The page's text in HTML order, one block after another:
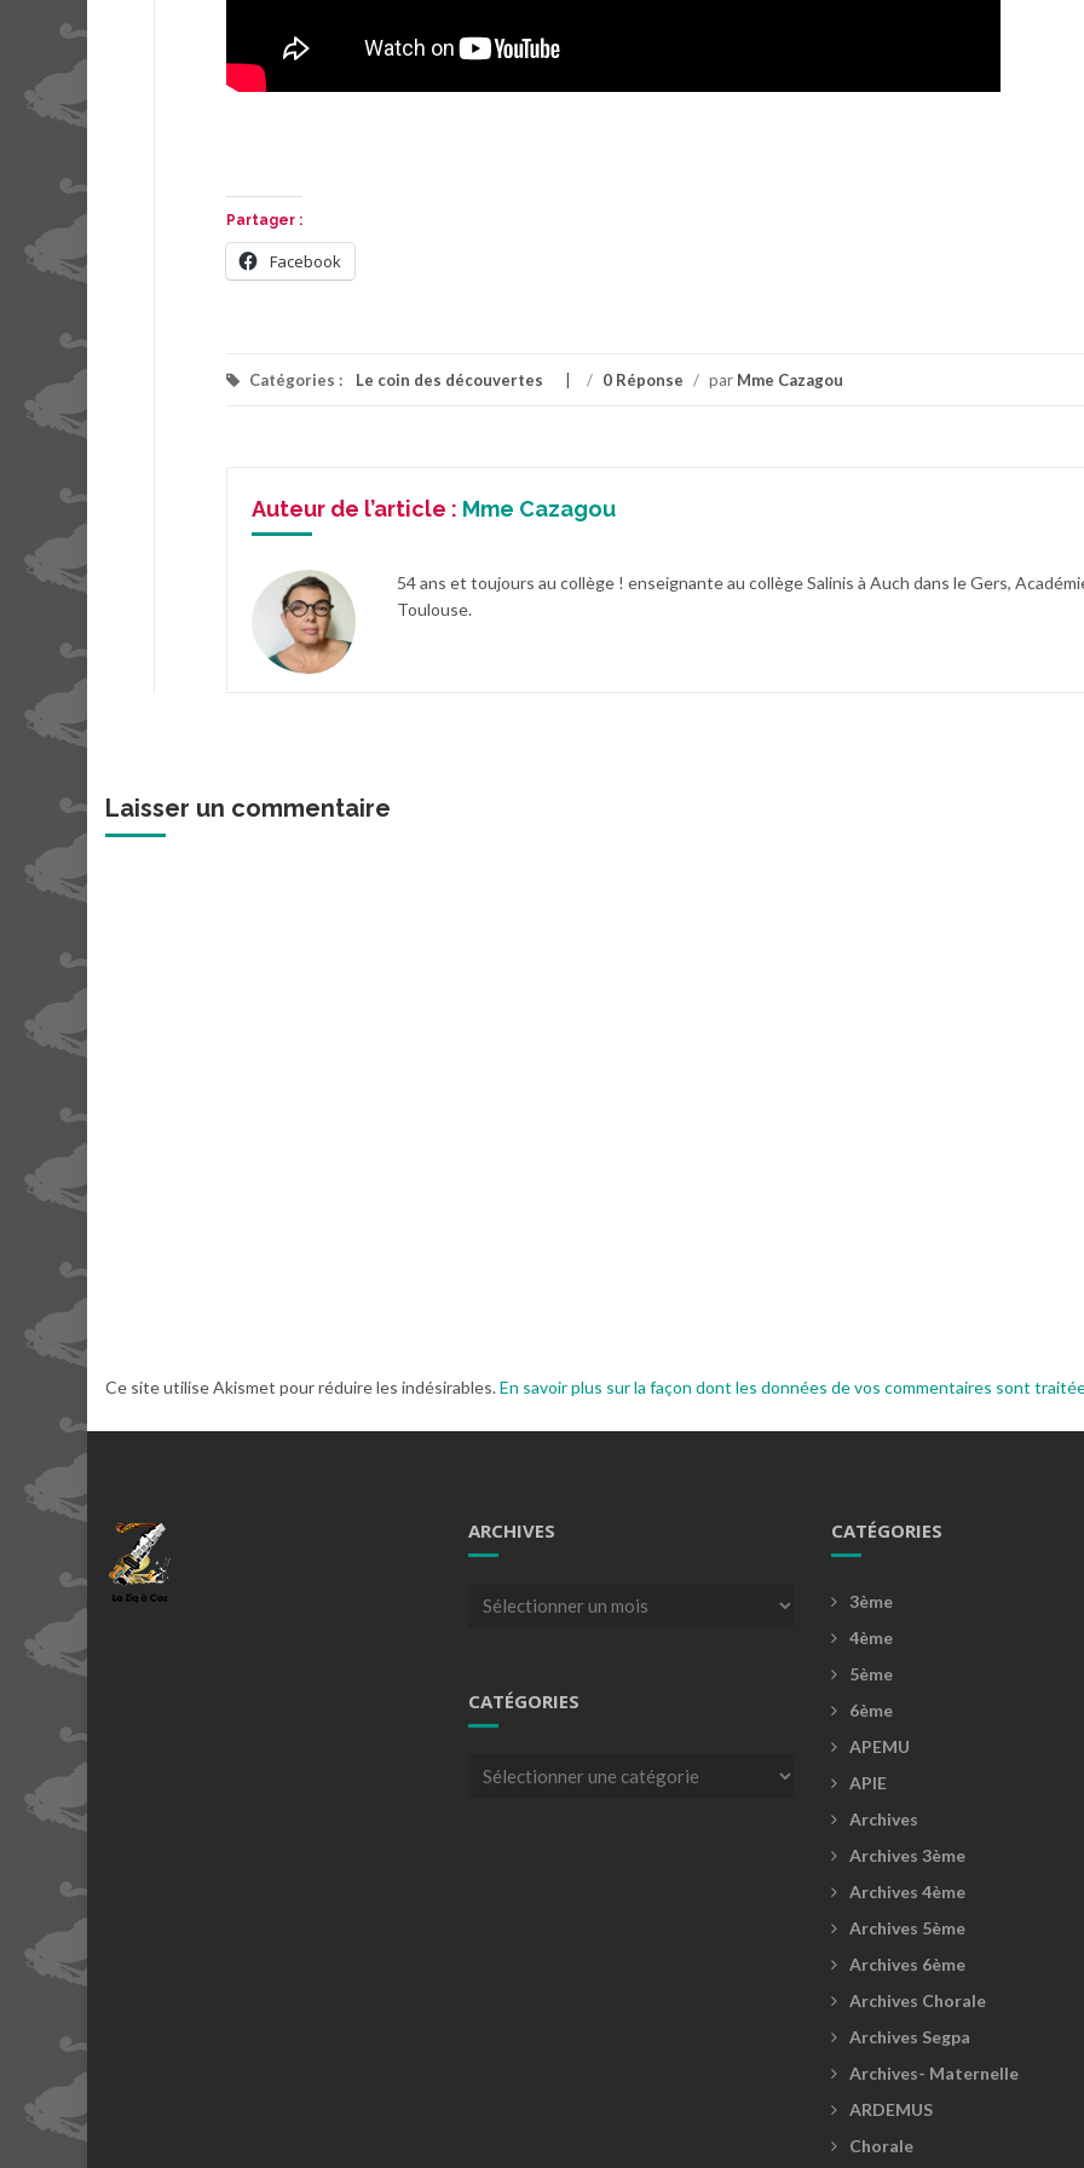
Partager :
Facebook
Catégories : Le coin des découvertes / 0 Réponse / par Mme Cazagou
Auteur de l’article : Mme Cazagou
54 ans et toujours au collège ! enseignante au collège Salinis à Auch dans le Gers,
Toulouse.
Laisser un commentaire
Ce site utilise Akismet pour réduire les indésirables.En savoir plus sur la façon dont les données de vos commentaires sont
ARCHIVES
Archives
CATÉGORIES
Catégories
CATÉGORIES
3ème
4ème
5ème
6ème
APEMU
APIE
Archives
Archives 3ème
Archives 4ème
Archives 5ème
Archives 6ème
Archives Chorale
Archives Segpa
Archives- Maternelle
ARDEMUS
Chorale